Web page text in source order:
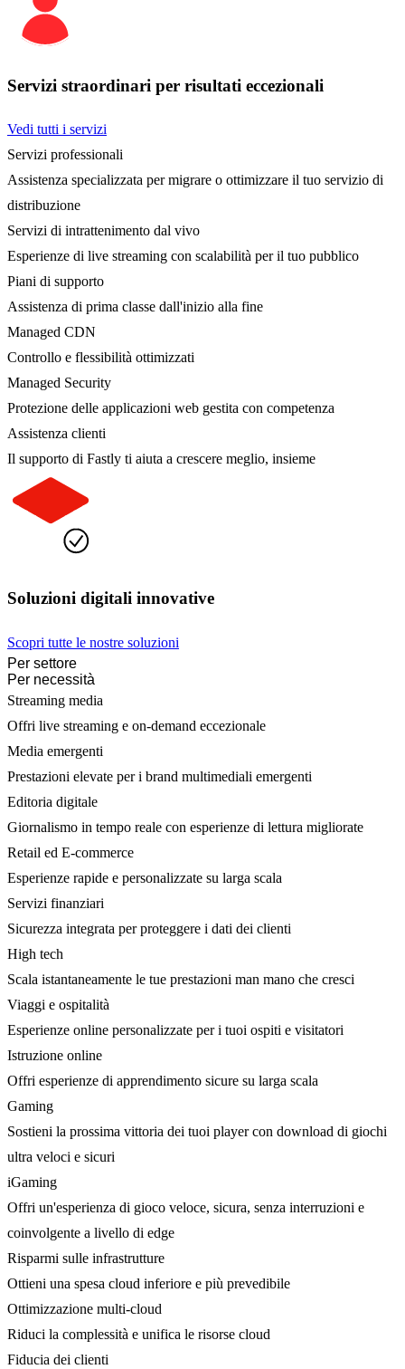
Servizi straordinari per risultati eccezionali
Vedi tutti i servizi
Servizi professionali
Assistenza specializzata per migrare o ottimizzare il tuo servizio di
distribuzione
Servizi di intrattenimento dal vivo
Esperienze di live streaming con scalabilità per il tuo pubblico
Piani di supporto
Assistenza di prima classe dall'inizio alla fine
Managed CDN
Controllo e flessibilità ottimizzati
Managed Security
Protezione delle applicazioni web gestita con competenza
Assistenza clienti
Il supporto di Fastly ti aiuta a crescere meglio, insieme
Soluzioni digitali innovative
Scopri tutte le nostre soluzioni
Per settore
Per necessità
Streaming media
Offri live streaming e on-demand eccezionale
Media emergenti
Prestazioni elevate per i brand multimediali emergenti
Editoria digitale
Giornalismo in tempo reale con esperienze di lettura migliorate
Retail ed E-commerce
Esperienze rapide e personalizzate su larga scala
Servizi finanziari
Sicurezza integrata per proteggere i dati dei clienti
High tech
Scala istantaneamente le tue prestazioni man mano che cresci
Viaggi e ospitalità
Esperienze online personalizzate per i tuoi ospiti e visitatori
Istruzione online
Offri esperienze di apprendimento sicure su larga scala
Gaming
Sostieni la prossima vittoria dei tuoi player con download di giochi
ultra veloci e sicuri
iGaming
Offri un'esperienza di gioco veloce, sicura, senza interruzioni e
coinvolgente a livello di edge
Risparmi sulle infrastrutture
Ottieni una spesa cloud inferiore e più prevedibile
Ottimizzazione multi-cloud
Riduci la complessità e unifica le risorse cloud
Fiducia dei clienti